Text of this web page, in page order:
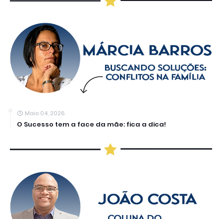
Maio 04, 2026
O Sucesso tem a face da mãe: fica a dica!